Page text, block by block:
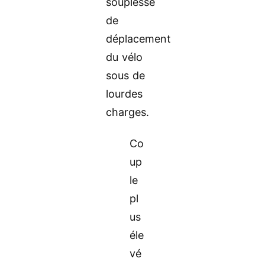
de
déplacement
du vélo
sous de
lourdes
charges.
Co
up
le
pl
us
éle
vé